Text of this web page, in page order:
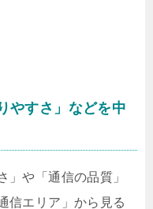
やすさ」などを中
」や「通信の品質」
信エリア」から見る